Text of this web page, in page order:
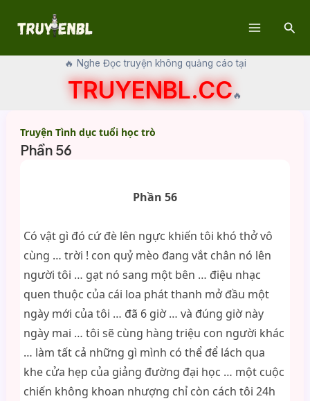
🔥 Nghe Đọc truyện không quảng cáo tại
TRUYENBL.CC🔥
Truyện Tình dục tuổi học trò
Phần 56
Phần 56
Có vật gì đó cứ đè lên ngực khiến tôi khó thở vô
cùng … trời ! con quỷ mèo đang vắt chân nó lên
người tôi … gạt nó sang một bên … điệu nhạc
quen thuộc của cái loa phát thanh mở đầu một
ngày mới của tôi … đã 6 giờ … và đúng giờ này
ngày mai … tôi sẽ cùng hàng triệu con người khác
… làm tất cả những gì mình có thể để lách qua
khe cửa hẹp của giảng đường đại học … một cuộc
chiến không khoan nhượng chỉ còn cách tôi 24h